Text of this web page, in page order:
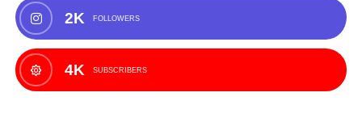
2K FOLLOWERS
4K SUBSCRIBERS